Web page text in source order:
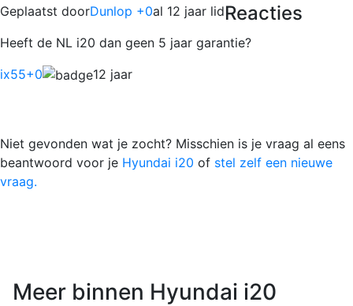
Geplaatst doorDunlop +0al 12 jaar lidReacties
Heeft de NL i20 dan geen 5 jaar garantie?
ix55+0 12 jaar
Niet gevonden wat je zocht? Misschien is je vraag al eens
beantwoord voor je Hyundai i20 of stel zelf een nieuwe
vraag.
Meer binnen Hyundai i20